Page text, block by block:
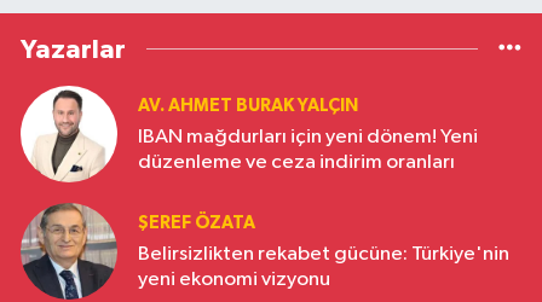
Yazarlar
AV. AHMET BURAK YALÇIN
IBAN mağdurları için yeni dönem! Yeni
düzenleme ve ceza indirim oranları
ŞEREF ÖZATA
Belirsizlikten rekabet gücüne: Türkiye'nin
yeni ekonomi vizyonu